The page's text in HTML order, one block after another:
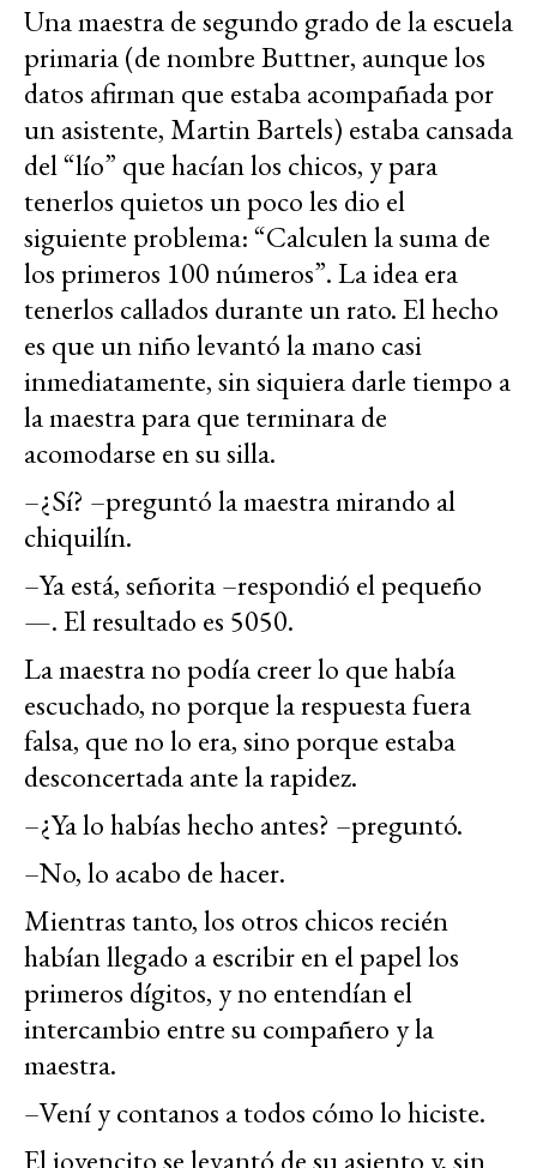
Una maestra de segundo grado de la escuela
primaria (de nombre Buttner, aunque los
datos afirman que estaba acompañada por
un asistente, Martin Bartels) estaba cansada
del “lío” que hacían los chicos, y para
tenerlos quietos un poco les dio el
siguiente problema: “Calculen la suma de
los primeros 100 números”. La idea era
tenerlos callados durante un rato. El hecho
es que un niño levantó la mano casi
inmediatamente, sin siquiera darle tiempo a
la maestra para que terminara de
acomodarse en su silla.
–¿Sí? –preguntó la maestra mirando al
chiquilín.
–Ya está, señorita –respondió el pequeño
—. El resultado es 5050.
La maestra no podía creer lo que había
escuchado, no porque la respuesta fuera
falsa, que no lo era, sino porque estaba
desconcertada ante la rapidez.
–¿Ya lo habías hecho antes? –preguntó.
–No, lo acabo de hacer.
Mientras tanto, los otros chicos recién
habían llegado a escribir en el papel los
primeros dígitos, y no entendían el
intercambio entre su compañero y la
maestra.
–Vení y contanos a todos cómo lo hiciste.
El jovencito se levantó de su asiento y, sin